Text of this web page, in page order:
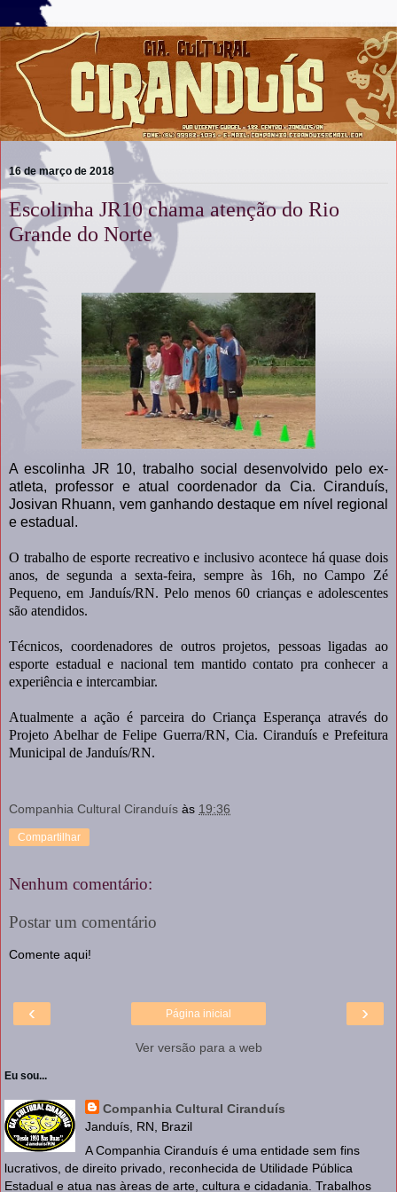
16 de março de 2018
Escolinha JR10 chama atenção do Rio
Grande do Norte
A escolinha JR 10, trabalho social desenvolvido pelo ex-
atleta, professor e atual coordenador da Cia. Ciranduís,
Josivan Rhuann, vem ganhando destaque em nível regional
e estadual.
O trabalho de esporte recreativo e inclusivo acontece há quase dois
anos, de segunda a sexta-feira, sempre às 16h, no Campo Zé
Pequeno, em Janduís/RN. Pelo menos 60 crianças e adolescentes
são atendidos.
Técnicos, coordenadores de outros projetos, pessoas ligadas ao
esporte estadual e nacional tem mantido contato pra conhecer a
experiência e intercambiar.
Atualmente a ação é parceira do Criança Esperança através do
Projeto Abelhar de Felipe Guerra/RN, Cia. Ciranduís e Prefeitura
Municipal de Janduís/RN.
Companhia Cultural Ciranduís às 19:36
Compartilhar
Nenhum comentário:
Postar um comentário
Comente aqui!
‹ ›
Página inicial
Ver versão para a web
Eu sou...
Companhia Cultural Ciranduís
Janduís, RN, Brazil
A Companhia Ciranduís é uma entidade sem fins
lucrativos, de direito privado, reconhecida de Utilidade Pública
Estadual e atua nas àreas de arte, cultura e cidadania. Trabalhos